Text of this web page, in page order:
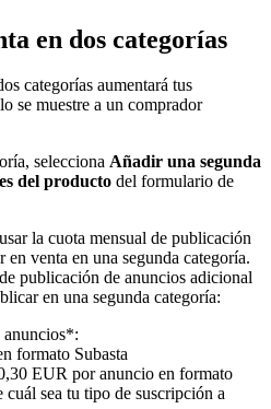
en dos categorías
categorías aumentará tus
se muestre a un comprador
selecciona Añadir una segunda
del producto del formulario de
la cuota mensual de publicación
venta en una segunda categoría.
publicación de anuncios adicional
en una segunda categoría:
anuncios*:
formato Subasta
EUR por anuncio en formato
sea tu tipo de suscripción a